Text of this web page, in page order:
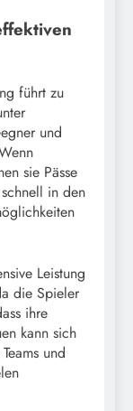
führt zu
und
sie Pässe
in den
Leistung
die Spieler
ihre
kann sich
und